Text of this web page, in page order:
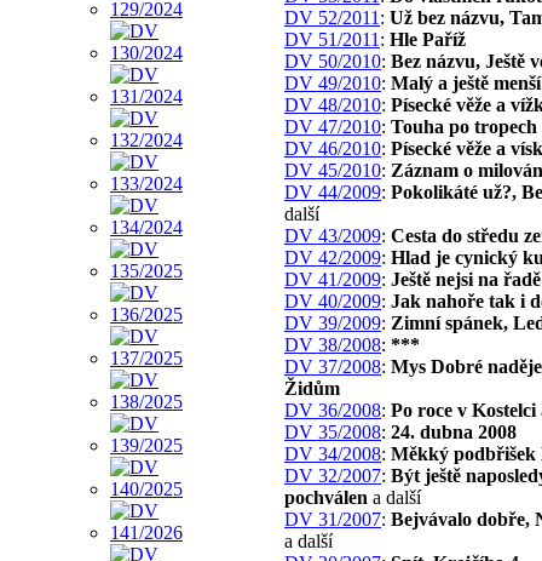
DV 52/2011 : Už bez názvu,
DV 51/2011 : Hle Paříž
DV 50/2010: Bez názvu, Ještě
DV 49/2010: Malý a ještě
DV 48/2010: Písecké věže a
DV 47/2010: Touha po tropech
DV 46/2010: Písecké věže a
DV 45/2010: Záznam o
DV 44/2009: Pokolikáté už?,
další
DV 43/2009: Cesta do středu
DV 42/2009: Hlad je cynický
DV 41/2009: Ještě nejsi na řadě
DV 40/2009: Jak nahoře tak i
DV 39/2009: Zimní spánek,
DV 38/2008: ***
DV 37/2008: Mys Dobré
Židům
DV 36/2008: Po roce v Kostelci
DV 35/2008: 24. dubna 2008
DV 34/2008: Měkký podbřišek
DV 32/2007: Být ještě
pochválen a další
DV 31/2007: Bejvávalo dobře,
a další